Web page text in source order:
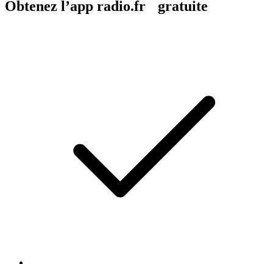
Obtenez l’app radio.fr gratuite